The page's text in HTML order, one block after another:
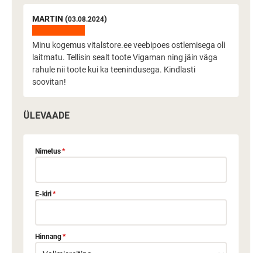
MARTIN (03.08.2024)
Minu kogemus vitalstore.ee veebipoes ostlemisega oli
laitmatu. Tellisin sealt toote Vigaman ning jäin väga
rahule nii toote kui ka teenindusega. Kindlasti
soovitan!
ÜLEVAADE
Nimetus*
E-kiri*
Hinnang*